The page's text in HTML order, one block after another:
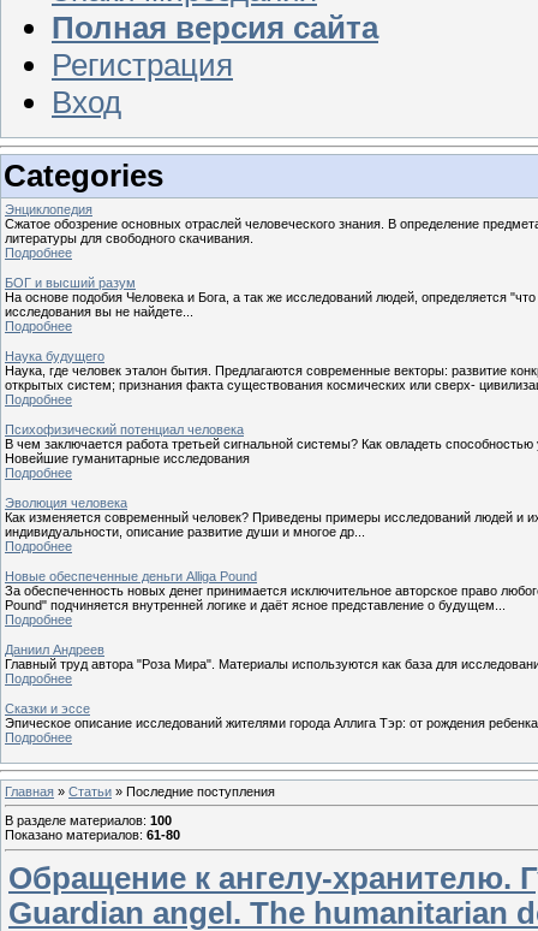
Полная версия сайта
Регистрация
Вход
Categories
Энциклопедия
Сжатое обозрение основных отраслей человеческого знания. В определение
литературы для свободного скачивания.
Подробнее
БОГ и высший разум
На основе подобия Человека и Бога, а так же исследований людей, определяется
исследования вы не найдете...
Подробнее
Наука будущего
Наука, где человек эталон бытия. Предлагаются современные векторы: развитие
открытых систем; признания факта существования космических или сверх-
Подробнее
Психофизический потенциал человека
В чем заключается работа третьей сигнальной системы? Как овладеть
Новейшие гуманитарные исследования
Подробнее
Эволюция человека
Как изменяется современный человек? Приведены примеры исследований людей и
индивидуальности, описание развитие души и многое др...
Подробнее
Новые обеспеченные деньги Alliga Pound
За обеспеченность новых денег принимается исключительное авторское право
Pound" подчиняется внутренней логике и даёт ясное представление о будущем...
Подробнее
Даниил Андреев
Главный труд автора "Роза Мира". Материалы используются как база для
Подробнее
Сказки и эссе
Эпическое описание исследований жителями города Аллига Тэр: от рождения
Подробнее
Главная » Статьи » Последние поступления
В разделе материалов: 100
Показано материалов: 61-80
Обращение к ангелу-хранителю.
Guardian angel. The humanitarian